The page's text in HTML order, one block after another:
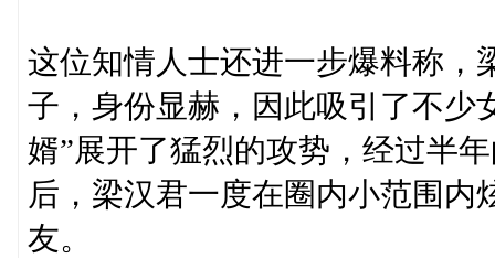
这位知情人士还进一步爆料称，
子，身份显赫，因此吸引了不少
婿”展开了猛烈的攻势，经过半
后，梁汉君一度在圈内小范围
友。